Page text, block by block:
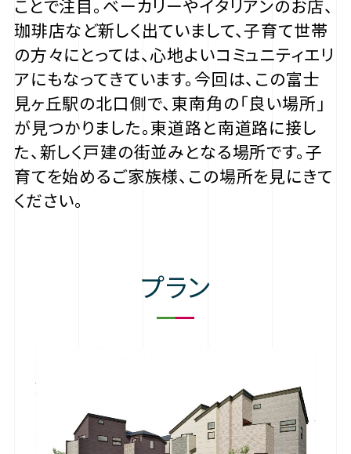
ことで注目。ベーカリーやイタリアンのお店、
珈琲店など新しく出ていまして、子育て世帯
の方々にとっては、心地よいコミュニティエリ
アにもなってきています。今回は、この富士
見ヶ丘駅の北口側で、東南角の「良い場所」
が見つかりました。東道路と南道路に接し
た、新しく戸建の街並みとなる場所です。子
育てを始めるご家族様、この場所を見にきて
ください。
プラン